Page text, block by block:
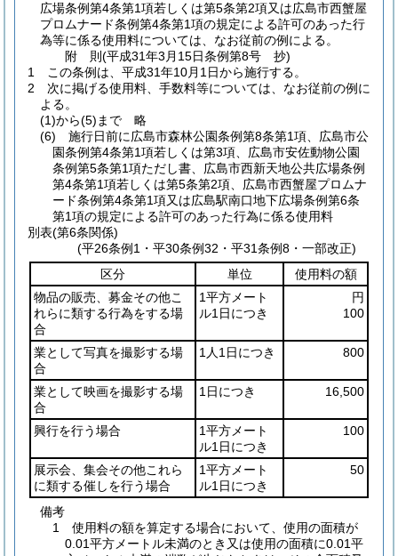
広場条例第4条第1項若しくは第5条第2項又は広島市西蟹屋
プロムナード条例第4条第1項の規定による許可のあった行
為等に係る使用料については、なお従前の例による。
附 則(平成31年3月15日条例第8号 抄)
1
この条例は、平成31年10月1日から施行する。
2
次に掲げる使用料、手数料等については、なお従前の例に
よる。
(1)から(5)まで
略
(6)
施行日前に広島市森林公園条例第8条第1項、広島市公
園条例第4条第1項若しくは第3項、広島市安佐動物公園
条例第5条第1項ただし書、広島市西新天地公共広場条例
第4条第1項若しくは第5条第2項、広島市西蟹屋プロムナ
ード条例第4条第1項又は広島駅南口地下広場条例第6条
第1項の規定による許可のあった行為に係る使用料
別表(第6条関係)
(平26条例1・平30条例32・平31条例8・一部改正)
区分
単位
使用料の額
物品の販売、募金その他こ
れらに類する行為をする場
合
1平方メート
ル1日につき
円
100
業として写真を撮影する場
合
1人1日につき 800
業として映画を撮影する場
合
1日につき 16,500
興行を行う場合
1平方メート
ル1日につき
100
展示会、集会その他これら
に類する催しを行う場合
1平方メート
ル1日につき
50
備考
1 使用料の額を算定する場合において、使用の面積が
0.01平方メートル未満のとき又は使用の面積に0.01平